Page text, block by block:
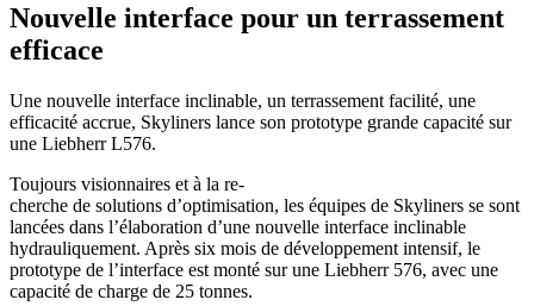
Nouvelle interface pour un terrassement
efficace
Une nouvelle interface inclinable, un terrassement facilité, une
efficacité accrue, Skyliners lance son prototype grande capacité sur
une Liebherr L576.
Toujours visionnaires et à la re-
cherche de solutions d’optimisation, les équipes de Skyliners se sont
lancées dans l’élaboration d’une nouvelle interface inclinable
hydrauliquement. Après six mois de développement intensif, le
prototype de l’interface est monté sur une Liebherr 576, avec une
capacité de charge de 25 tonnes.